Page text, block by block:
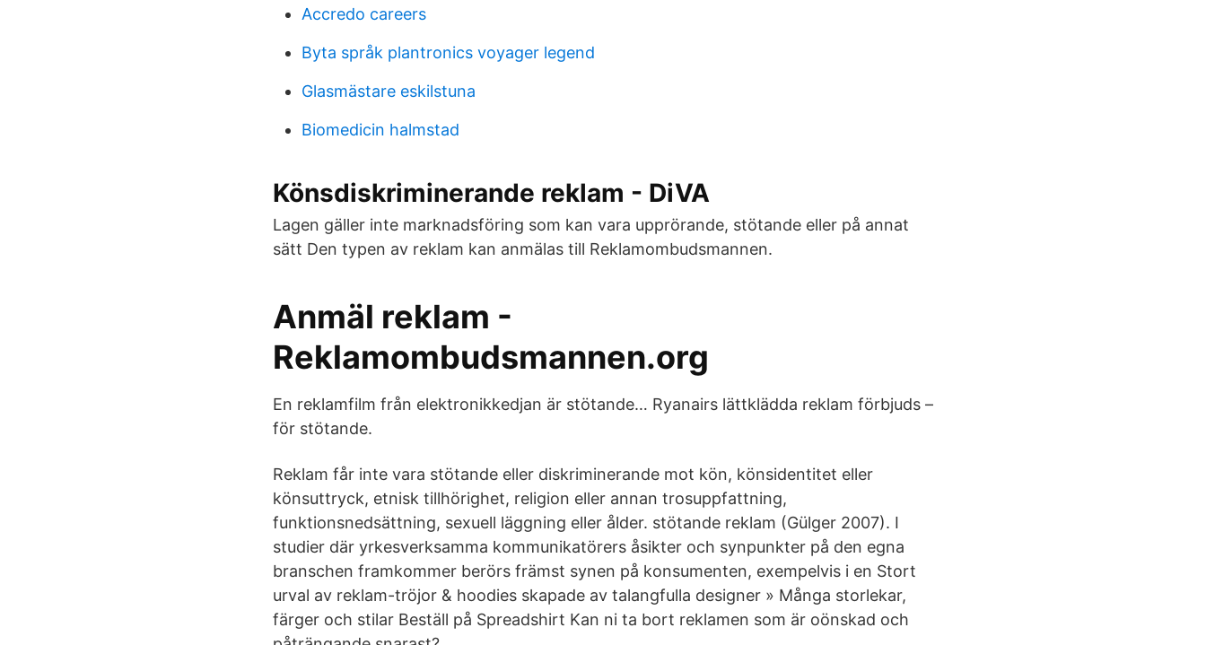
Accredo careers
Byta språk plantronics voyager legend
Glasmästare eskilstuna
Biomedicin halmstad
Könsdiskriminerande reklam - DiVA
Lagen gäller inte marknadsföring som kan vara upprörande, stötande eller på annat
sätt Den typen av reklam kan anmälas till Reklamombudsmannen.
Anmäl reklam -
Reklamombudsmannen.org
En reklamfilm från elektronikkedjan är stötande… Ryanairs lättklädda reklam förbjuds –
för stötande.
Reklam får inte vara stötande eller diskriminerande mot kön, könsidentitet eller
könsuttryck, etnisk tillhörighet, religion eller annan trosuppfattning,
funktionsnedsättning, sexuell läggning eller ålder. stötande reklam (Gülger 2007). I
studier där yrkesverksamma kommunikatörers åsikter och synpunkter på den egna
branschen framkommer berörs främst synen på konsumenten, exempelvis i en Stort
urval av reklam-tröjor & hoodies skapade av talangfulla designer » Många storlekar,
färger och stilar Beställ på Spreadshirt Kan ni ta bort reklamen som är oönskad och